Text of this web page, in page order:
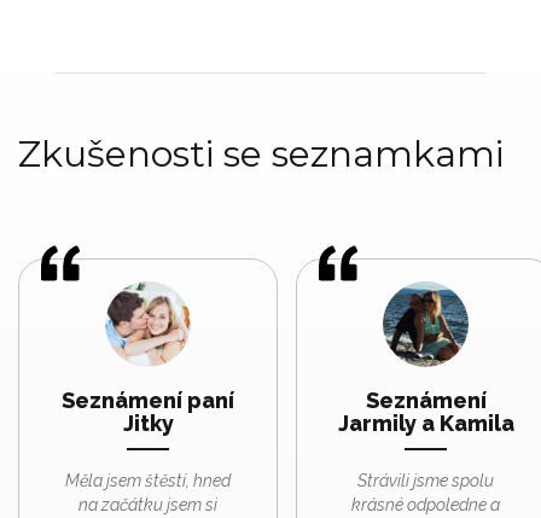
Zkušenosti se seznamkami
Seznámení paní
Jitky
Měla jsem štěstí, hned
na začátku jsem si
Seznámení
Jarmily a Kamila
Strávili jsme spolu
krásné odpoledne a